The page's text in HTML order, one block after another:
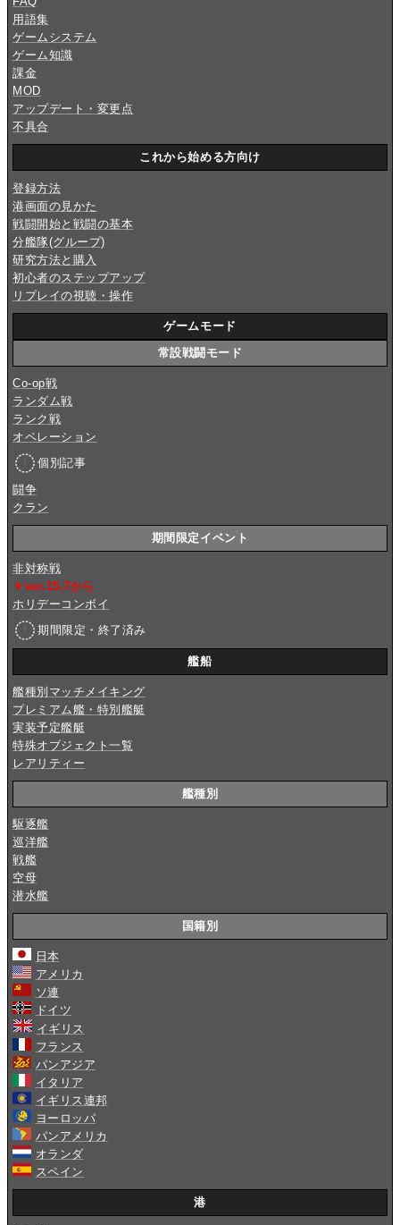
用語集
ゲームシステム
ゲーム知識
課金
MOD
アップデート・変更点
不具合
これから始める方向け
登録方法
港画面の見かた
戦闘開始と戦闘の基本
分艦隊(グループ)
研究方法と購入
初心者のステップアップ
リプレイの視聴・操作
ゲームモード
常設戦闘モード
Co-op戦
ランダム戦
ランク戦
オペレーション
個別記事
闘争
クラン
期間限定イベント
非対称戦
▼ver.15.7から
ホリデーコンボイ
期間限定・終了済み
艦船
艦種別マッチメイキング
プレミアム艦・特別艦艇
実装予定艦艇
特殊オブジェクト一覧
レアリティー
艦種別
駆逐艦
巡洋艦
戦艦
空母
潜水艦
国籍別
日本
アメリカ
ソ連
ドイツ
イギリス
フランス
パンアジア
イタリア
イギリス連邦
ヨーロッパ
パンアメリカ
オランダ
スペイン
港